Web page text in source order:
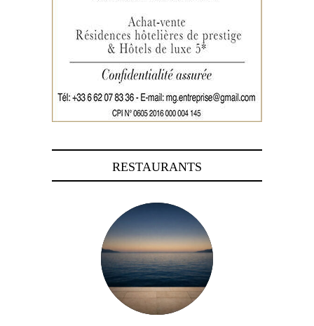
RESTAURANTS